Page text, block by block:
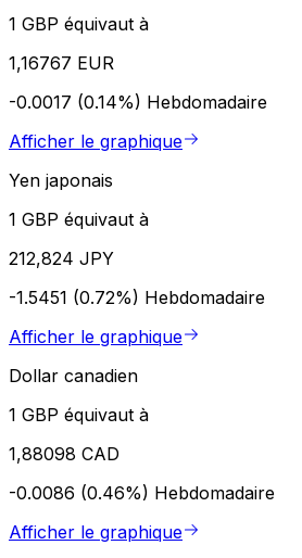
1 GBP équivaut à
1,16767 EUR
-0.0017 (0.14%) Hebdomadaire
Afficher le graphique
Yen japonais
1 GBP équivaut à
212,824 JPY
-1.5451 (0.72%) Hebdomadaire
Afficher le graphique
Dollar canadien
1 GBP équivaut à
1,88098 CAD
-0.0086 (0.46%) Hebdomadaire
Afficher le graphique